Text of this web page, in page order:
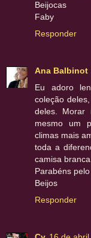
Beijocas
Faby
Responder
Ana Balbinot
Eu adoro
coleção
deles. Morar
mesmo um
climas mais
toda a
camisa branca.
Parabéns
Beijos
Responder